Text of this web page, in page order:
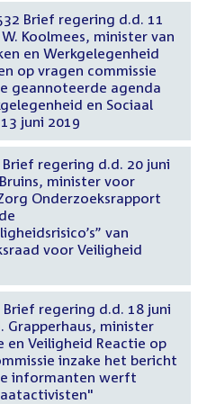
Brief regering d.d. 11
Koolmees, minister van
en Werkgelegenheid
op vragen commissie
geannoteerde agenda
en Sociaal
juni 2019
regering d.d. 20 juni
minister voor
Onderzoeksrapport
van
voor Veiligheid
Brief regering d.d. 18 juni
Grapperhaus, minister
en Veiligheid Reactie op
inzake het bericht
informanten werft